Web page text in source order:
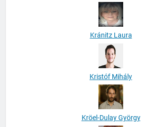
Kránitz Laura
Kristóf Mihály
Kröel-Dulay György